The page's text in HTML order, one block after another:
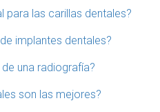
para las carillas dentales?
implantes dentales?
una radiografía?
son las mejores?